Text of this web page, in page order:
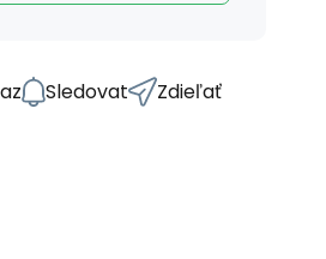
Sledovat Zdieľať